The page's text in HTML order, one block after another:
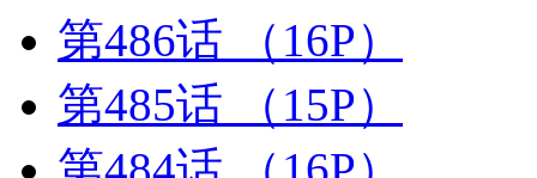
第486话
（16P）
第485话
（15P）